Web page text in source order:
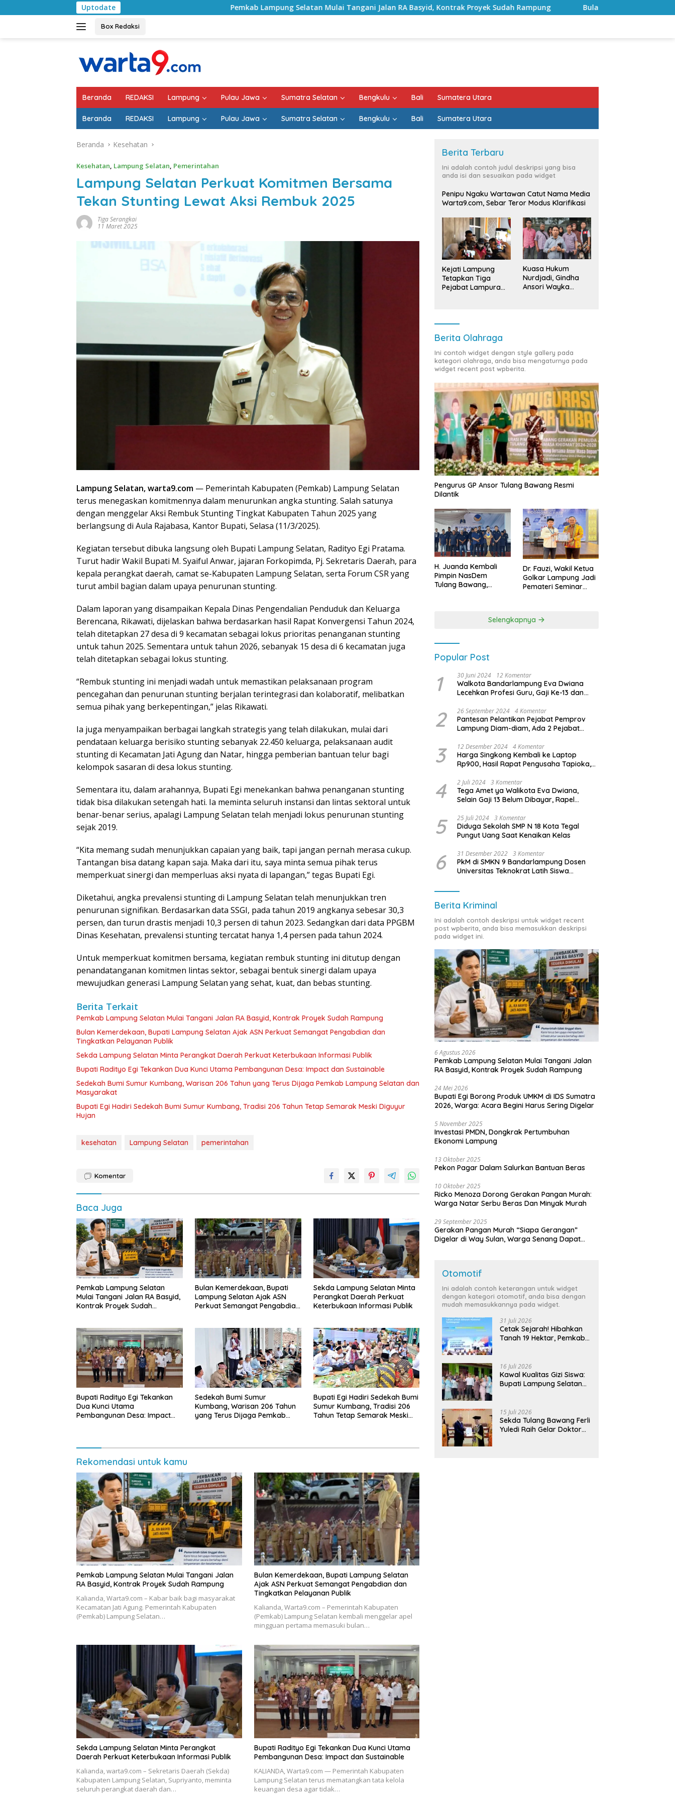
ke
Uptodate Pemkab Lampung Selatan Mulai Tangani Jalan RA Basyid, Kontrak Proyek Sudah Rampung Bulan Kemerdekaan, Bupati Lampung Selatan
Box Redaksi
Beranda REDAKSI Lampung Pulau Jawa Sumatra Selatan Bengkulu Bali Sumatera Utara
Beranda REDAKSI Lampung Pulau Jawa Sumatra Selatan Bengkulu Bali Sumatera Utara
Beranda Kesehatan
Kesehatan, Lampung Selatan, Pemerintahan
Lampung Selatan Perkuat Komitmen Bersama
Tekan Stunting Lewat Aksi Rembuk 2025
Tiga Serangkai
11 Maret 2025
Lampung Selatan, warta9.com — Pemerintah Kabupaten (Pemkab) Lampung Selatan
terus menegaskan komitmennya dalam menurunkan angka stunting. Salah satunya
dengan menggelar Aksi Rembuk Stunting Tingkat Kabupaten Tahun 2025 yang
berlangsung di Aula Rajabasa, Kantor Bupati, Selasa (11/3/2025).
Kegiatan tersebut dibuka langsung oleh Bupati Lampung Selatan, Radityo Egi Pratama.
Turut hadir Wakil Bupati M. Syaiful Anwar, jajaran Forkopimda, Pj. Sekretaris Daerah, para
kepala perangkat daerah, camat se-Kabupaten Lampung Selatan, serta Forum CSR yang
turut ambil bagian dalam upaya penurunan stunting.
Dalam laporan yang disampaikan Kepala Dinas Pengendalian Penduduk dan Keluarga
Berencana, Rikawati, dijelaskan bahwa berdasarkan hasil Rapat Konvergensi Tahun 2024,
telah ditetapkan 27 desa di 9 kecamatan sebagai lokus prioritas penanganan stunting
untuk tahun 2025. Sementara untuk tahun 2026, sebanyak 15 desa di 6 kecamatan juga
telah ditetapkan sebagai lokus stunting.
“Rembuk stunting ini menjadi wadah untuk memastikan pelaksanaan program
pencegahan dan penurunan stunting berjalan terintegrasi dan kolaboratif, melibatkan
semua pihak yang berkepentingan,” jelas Rikawati.
Ia juga menyampaikan berbagai langkah strategis yang telah dilakukan, mulai dari
pendataan keluarga berisiko stunting sebanyak 22.450 keluarga, pelaksanaan audit
stunting di Kecamatan Jati Agung dan Natar, hingga pemberian bantuan telur bagi
kelompok sasaran di desa lokus stunting.
Sementara itu, dalam arahannya, Bupati Egi menekankan bahwa penanganan stunting
tidak bisa dilakukan setengah hati. Ia meminta seluruh instansi dan lintas sektoral untuk
benar-benar serius, apalagi Lampung Selatan telah menjadi lokus penurunan stunting
sejak 2019.
“Kita memang sudah menunjukkan capaian yang baik, tapi jangan pernah merasa cukup.
Tantangan bisa datang kapan saja. Maka dari itu, saya minta semua pihak terus
memperkuat sinergi dan memperluas aksi nyata di lapangan,” tegas Bupati Egi.
Diketahui, angka prevalensi stunting di Lampung Selatan telah menunjukkan tren
penurunan signifikan. Berdasarkan data SSGI, pada tahun 2019 angkanya sebesar 30,3
persen, dan turun drastis menjadi 10,3 persen di tahun 2023. Sedangkan dari data PPGBM
Dinas Kesehatan, prevalensi stunting tercatat hanya 1,4 persen pada tahun 2024.
Untuk memperkuat komitmen bersama, kegiatan rembuk stunting ini ditutup dengan
penandatanganan komitmen lintas sektor, sebagai bentuk sinergi dalam upaya
mewujudkan generasi Lampung Selatan yang sehat, kuat, dan bebas stunting.
Berita Terkait
Pemkab Lampung Selatan Mulai Tangani Jalan RA Basyid, Kontrak Proyek Sudah Rampung
Bulan Kemerdekaan, Bupati Lampung Selatan Ajak ASN Perkuat Semangat Pengabdian dan
Tingkatkan Pelayanan Publik
Sekda Lampung Selatan Minta Perangkat Daerah Perkuat Keterbukaan Informasi Publik
Bupati Radityo Egi Tekankan Dua Kunci Utama Pembangunan Desa: Impact dan Sustainable
Sedekah Bumi Sumur Kumbang, Warisan 206 Tahun yang Terus Dijaga Pemkab Lampung Selatan dan
Masyarakat
Bupati Egi Hadiri Sedekah Bumi Sumur Kumbang, Tradisi 206 Tahun Tetap Semarak Meski Diguyur
Hujan
kesehatan Lampung Selatan pemerintahan
Komentar
Baca Juga
Pemkab Lampung Selatan
Mulai Tangani Jalan RA Basyid,
Kontrak Proyek Sudah
Bulan Kemerdekaan, Bupati
Lampung Selatan Ajak ASN
Perkuat Semangat Pengabdian
Sekda Lampung Selatan Minta
Perangkat Daerah Perkuat
Keterbukaan Informasi Publik
Bupati Radityo Egi Tekankan
Dua Kunci Utama
Pembangunan Desa: Impact
Sedekah Bumi Sumur
Kumbang, Warisan 206 Tahun
yang Terus Dijaga Pemkab
Bupati Egi Hadiri Sedekah Bumi
Sumur Kumbang, Tradisi 206
Tahun Tetap Semarak Meski
Rekomendasi untuk kamu
Pemkab Lampung Selatan Mulai Tangani Jalan
RA Basyid, Kontrak Proyek Sudah Rampung
Kalianda, Warta9.com – Kabar baik bagi masyarakat
Kecamatan Jati Agung. Pemerintah Kabupaten
(Pemkab) Lampung Selatan…
Bulan Kemerdekaan, Bupati Lampung Selatan
Ajak ASN Perkuat Semangat Pengabdian dan
Tingkatkan Pelayanan Publik
Kalianda, Warta9.com – Pemerintah Kabupaten
(Pemkab) Lampung Selatan kembali menggelar apel
mingguan pertama memasuki bulan…
Sekda Lampung Selatan Minta Perangkat
Daerah Perkuat Keterbukaan Informasi Publik
Kalianda, warta9.com – Sekretaris Daerah (Sekda)
Kabupaten Lampung Selatan, Supriyanto, meminta
seluruh perangkat daerah dan…
Bupati Radityo Egi Tekankan Dua Kunci Utama
Pembangunan Desa: Impact dan Sustainable
KALIANDA, Warta9.com — Pemerintah Kabupaten
Lampung Selatan terus mematangkan tata kelola
keuangan desa agar tidak…
Berita Terbaru
Ini adalah contoh judul deskripsi yang bisa
anda isi dan sesuaikan pada widget
Penipu Ngaku Wartawan Catut Nama Media
Warta9.com, Sebar Teror Modus Klarifikasi
Kejati Lampung
Tetapkan Tiga
Pejabat Lampura
Kuasa Hukum
Nurdjadi, Gindha
Ansori Wayka
Berita Olahraga
Ini contoh widget dengan style gallery pada
kategori olahraga, anda bisa mengaturnya pada
widget recent post wpberita.
Pengurus GP Ansor Tulang Bawang Resmi
Dilantik
H. Juanda Kembali
Pimpin NasDem
Tulang Bawang,
Dr. Fauzi, Wakil Ketua
Golkar Lampung Jadi
Pemateri Seminar
Kebangsaan
Selengkapnya
Popular Post
1 30 Juni 2024 12 Komentar
Walkota Bandarlampung Eva Dwiana
Lecehkan Profesi Guru, Gaji Ke-13 dan
2 26 September 2024 4 Komentar
Pantesan Pelantikan Pejabat Pemprov
Lampung Diam-diam, Ada 2 Pejabat
3 12 Desember 2024 4 Komentar
Harga Singkong Kembali ke Laptop
Rp900, Hasil Rapat Pengusaha Tapioka,
Lampung
4 2 Juli 2024 3 Komentar
Tega Amet ya Walikota Eva Dwiana,
Selain Gaji 13 Belum Dibayar, Rapel
Dibayar
5 25 Juli 2024 3 Komentar
Diduga Sekolah SMP N 18 Kota Tegal
Pungut Uang Saat Kenaikan Kelas
6 31 Desember 2022 3 Komentar
PkM di SMKN 9 Bandarlampung Dosen
Universitas Teknokrat Latih Siswa
Berita Kriminal
Ini adalah contoh deskripsi untuk widget recent
post wpberita, anda bisa memasukkan deskripsi
pada widget ini.
6 Agustus 2026
Pemkab Lampung Selatan Mulai Tangani Jalan
RA Basyid, Kontrak Proyek Sudah Rampung
24 Mei 2026
Bupati Egi Borong Produk UMKM di IDS Sumatra
2026, Warga: Acara Begini Harus Sering Digelar
5 November 2025
Investasi PMDN, Dongkrak Pertumbuhan
Ekonomi Lampung
13 Oktober 2025
Pekon Pagar Dalam Salurkan Bantuan Beras
10 Oktober 2025
Ricko Menoza Dorong Gerakan Pangan Murah:
Warga Natar Serbu Beras Dan Minyak Murah
29 September 2025
Gerakan Pangan Murah “Siapa Gerangan”
Digelar di Way Sulan, Warga Senang Dapat
Otomotif
Ini adalah contoh keterangan untuk widget
dengan kategori otomotif, anda bisa dengan
mudah memasukkannya pada widget.
31 Juli 2026
Cetak Sejarah! Hibahkan
Tanah 19 Hektar, Pemkab
Terintegrasi Pertama di
Lampung
16 Juli 2026
Kawal Kualitas Gizi Siswa:
Bupati Lampung Selatan
Bergizi Gratis di Natar
15 Juli 2026
Sekda Tulang Bawang Ferli
Yuledi Raih Gelar Doktor